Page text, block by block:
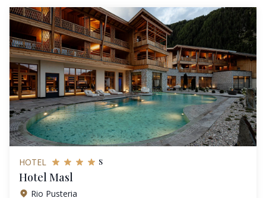
HOTEL s
Hotel Masl
Rio Pusteria